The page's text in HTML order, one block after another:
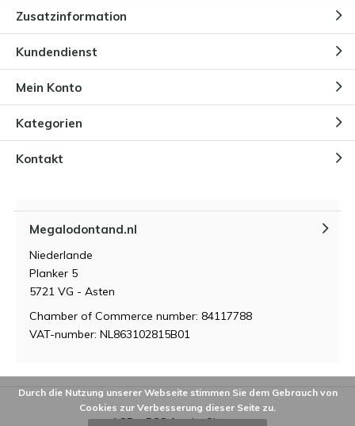
Zusatzinformation
Kundendienst
Mein Konto
Kategorien
Kontakt
Megalodontand.nl
Niederlande
Planker 5
5721 VG - Asten
Chamber of Commerce number: 84117788
VAT-number: NL863102815B01
AGB RSS feed Sitemap
Durch die Nutzung unserer Webseite stimmen Sie dem Gebrauch von
Cookies zur Verbesserung dieser Seite zu.